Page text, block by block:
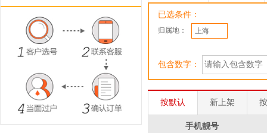
已选条件：
归属地： 上海
包含数字：
按默认 新上架
手机靓号